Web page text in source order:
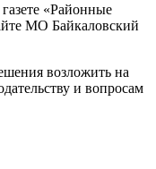
«Районные
МО Байкаловский
возложить на
и вопросам